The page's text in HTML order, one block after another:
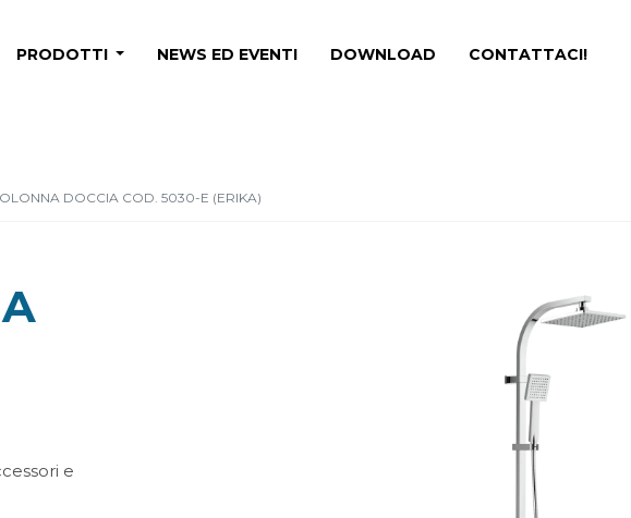
PRODOTTI NEWS ED EVENTI DOWNLOAD CONTATTACI!
DOCCIA COD. 5030-E (ERIKA)
e